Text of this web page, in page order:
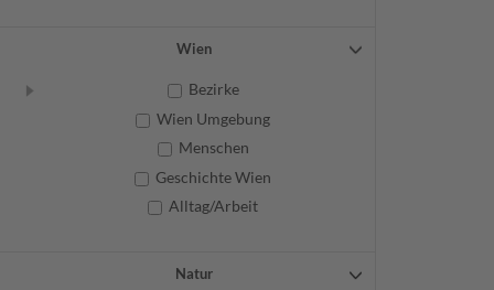
Wien
Bezirke
Wien Umgebung
Menschen
Geschichte Wien
Alltag/Arbeit
Natur